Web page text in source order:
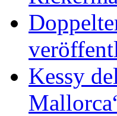
Kessy